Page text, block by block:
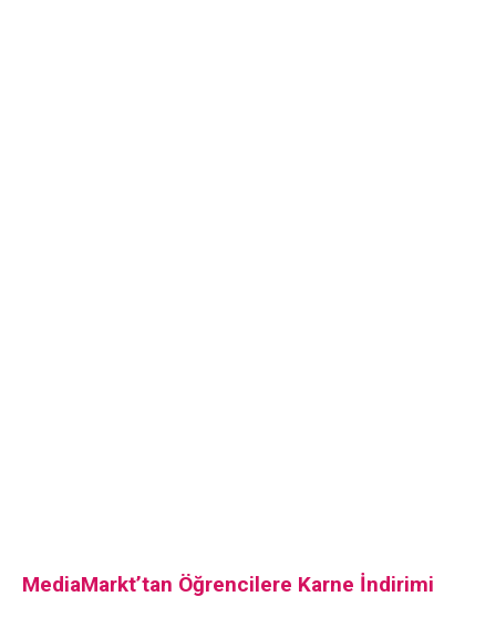
MediaMarkt’tan Öğrencilere Karne İndirimi